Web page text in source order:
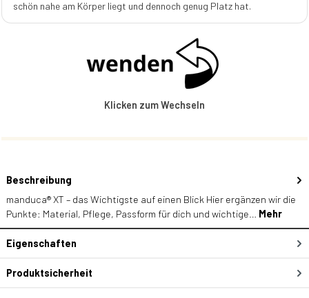
schön nahe am Körper liegt und dennoch genug Platz hat.
Klicken zum Wechseln
Beschreibung
manduca® XT – das Wichtigste auf einen Blick Hier ergänzen wir die
Punkte: Material, Pflege, Passform für dich und wichtige… Mehr
Eigenschaften
Produktsicherheit